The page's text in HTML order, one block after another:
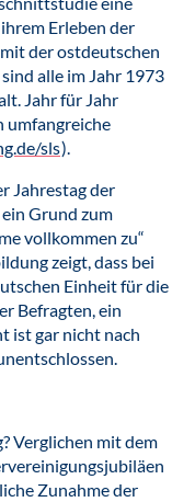
Erleben der
der ostdeutschen
alle im Jahr 1973
Jahr für Jahr
umfangreiche
sls).
Jahrestag der
Grund zum
vollkommen zu“
zeigt, dass bei
Einheit für die
Befragten, ein
ist gar nicht nach
Verglichen mit dem
Zunahme der